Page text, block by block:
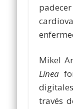
Mikel
Línea
través